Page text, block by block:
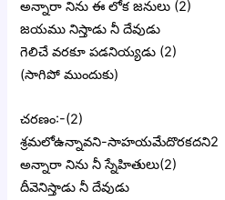
అన్నారా నిను ఈ లోక జనులు (2)
జయము నిస్తాడు నీ దేవుడు
గెలిచే వరకూ పడనియ్యడు (2)
(సాగిపో ముందుకు)
చరణం:-(2)
శ్రమలోఉన్నావని-సాహయమేదొరకదని2
అన్నారా నిను నీ స్నేహితులు(2)
దీవెనిస్తాడు నీ దేవుడు